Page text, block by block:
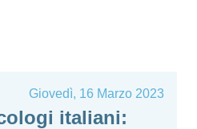
Giovedì, 16 Marzo 2023
italiani: